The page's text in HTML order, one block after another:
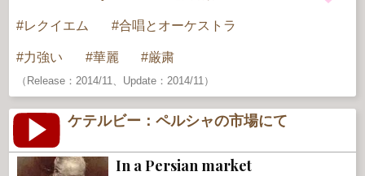
レクイエム 合唱とオーケストラ
力強い 華麗 厳粛
（Release：2014/11、Update：2014/11）
ケテルビー：ペルシャの市場にて
In a Persian market